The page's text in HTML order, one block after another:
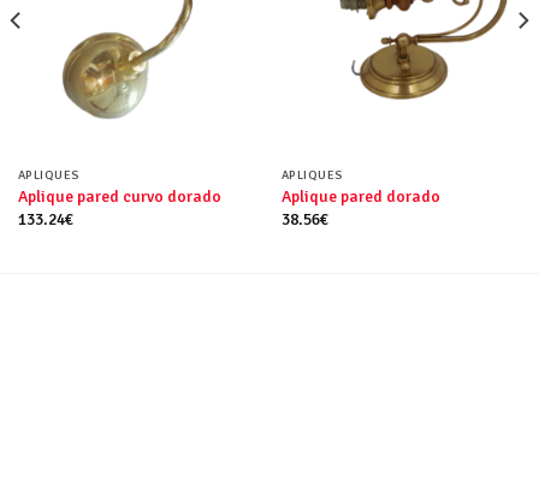
APLIQUES
Aplique pared curvo dorado
133.24€
APLIQUES
Aplique pared dorado
38.56€